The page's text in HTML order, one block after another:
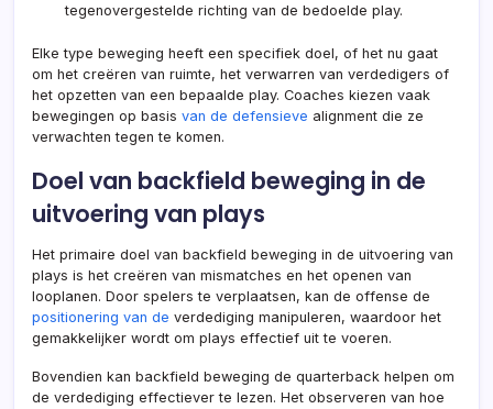
tegenovergestelde richting van de bedoelde play.
Elke type beweging heeft een specifiek doel, of het nu gaat
om het creëren van ruimte, het verwarren van verdedigers of
het opzetten van een bepaalde play. Coaches kiezen vaak
bewegingen op basis van de defensieve alignment die ze
verwachten tegen te komen.
Doel van backfield beweging in de
uitvoering van plays
Het primaire doel van backfield beweging in de uitvoering van
plays is het creëren van mismatches en het openen van
looplanen. Door spelers te verplaatsen, kan de offense de
positionering van de verdediging manipuleren, waardoor het
gemakkelijker wordt om plays effectief uit te voeren.
Bovendien kan backfield beweging de quarterback helpen om
de verdediging effectiever te lezen. Het observeren van hoe